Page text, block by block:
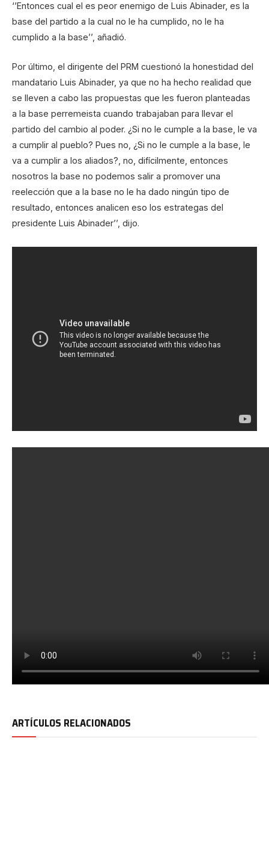
‘’Entonces cual el es peor enemigo de Luis Abinader, es la
base del partido a la cual no le ha cumplido, no le ha
cumplido a la base’’, añadió.
Por último, el dirigente del PRM cuestionó la honestidad del
mandatario Luis Abinader, ya que no ha hecho realidad que
se lleven a cabo las propuestas que les fueron planteadas
a la base perremeista cuando trabajaban para llevar el
partido del cambio al poder. ¿Si no le cumple a la base, le va
a cumplir al pueblo? Pues no, ¿Si no le cumple a la base, le
va a cumplir a los aliados?, no, difícilmente, entonces
nosotros la base no podemos salir a promover una
reelección que a la base no le ha dado ningún tipo de
resultado, entonces analicen eso los estrategas del
presidente Luis Abinader’’, dijo.
ARTÍCULOS RELACIONADOS